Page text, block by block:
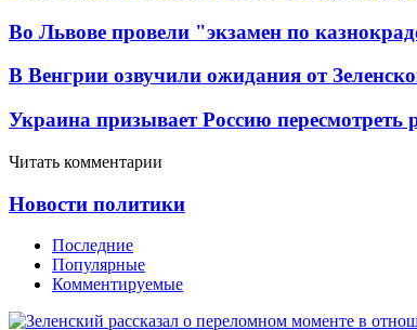
Во Львове провели "экзамен по
В Венгрии озвучили ожидания от
Украина призывает Россию
Читать комментарии
Новости политики
Последние
Популярные
Комментируемые